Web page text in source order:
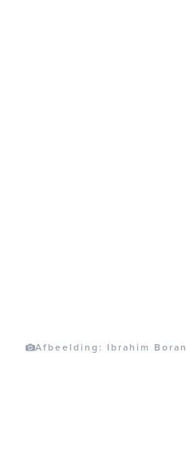
Afbeelding: Ibrahim Boran